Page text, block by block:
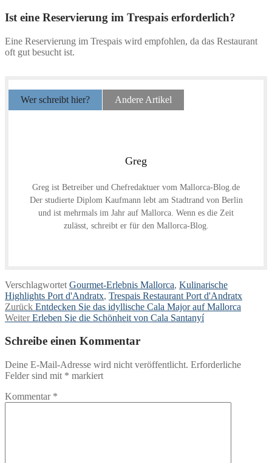
Ist eine Reservierung im Trespais erforderlich?
Eine Reservierung im Trespais wird empfohlen, da das Restaurant
oft gut besucht ist.
Wer schreibt hier? Andere Artikel
Greg
Greg ist Betreiber und Chefredaktuer vom Mallorca-Blog.de
Der studierte Diplom Kaufmann lebt am Stadtrand von Berlin
und ist mehrmals im Jahr auf Mallorca. Wenn es die Zeit
zulässt, schreibt er für den Mallorca-Blog.
Verschlagwortet Gourmet-Erlebnis Mallorca, Kulinarische
Highlights Port d'Andratx, Trespais Restaurant Port d'Andratx
Beitragsnavigation
Zurück Vorheriger
Beitrag:
Entdecken Sie das idyllische Cala Major auf Mallorca
Weiter Nächster
Erleben Sie die Schönheit von Cala Santanyí
Schreibe einen Kommentar
Deine E-Mail-Adresse wird nicht veröffentlicht. Erforderliche
Felder sind mit * markiert
Kommentar *